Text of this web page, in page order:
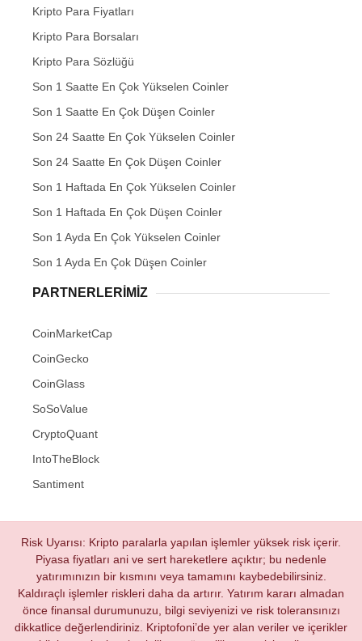
Kripto Para Fiyatları
Kripto Para Borsaları
Kripto Para Sözlüğü
Son 1 Saatte En Çok Yükselen Coinler
Son 1 Saatte En Çok Düşen Coinler
Son 24 Saatte En Çok Yükselen Coinler
Son 24 Saatte En Çok Düşen Coinler
Son 1 Haftada En Çok Yükselen Coinler
Son 1 Haftada En Çok Düşen Coinler
Son 1 Ayda En Çok Yükselen Coinler
Son 1 Ayda En Çok Düşen Coinler
PARTNERLERIMIZ
CoinMarketCap
CoinGecko
CoinGlass
SoSoValue
CryptoQuant
IntoTheBlock
Santiment
Risk Uyarısı: Kripto paralarla yapılan işlemler yüksek risk içerir.
Piyasa fiyatları ani ve sert hareketlere açıktır; bu nedenle
yatırımınızın bir kısmını veya tamamını kaybedebilirsiniz.
Kaldıraçlı işlemler riskleri daha da artırır. Yatırım kararı almadan
önce finansal durumunuzu, bilgi seviyenizi ve risk toleransınızı
dikkatlice değerlendiriniz. Kriptofoni’de yer alan veriler ve içerikler